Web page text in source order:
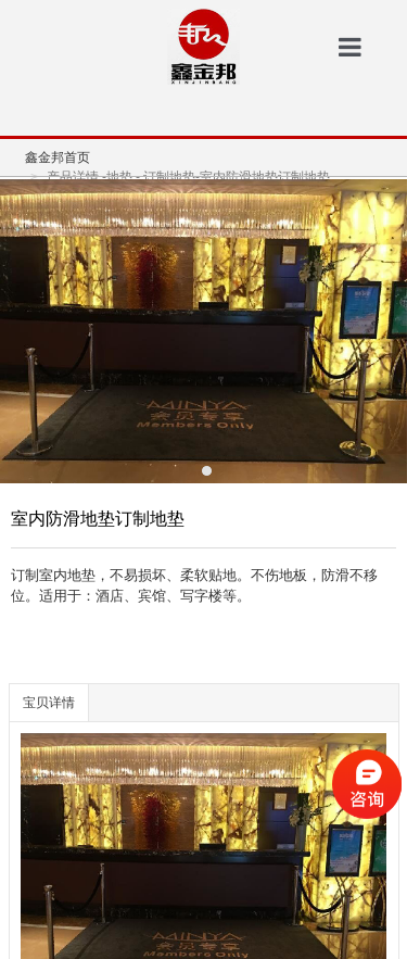
安防
扫地机
垃圾桶
案例中心
新闻资讯
鑫金邦介
鑫金邦首页
产品详情 -地垫 - 订制地垫-室内防滑地垫订制地垫
室内防滑地垫订制地垫
订制室内地垫，不易损坏、柔软贴地。不伤地板，防滑不移
位。适用于：酒店、宾馆、写字楼等。
宝贝详情